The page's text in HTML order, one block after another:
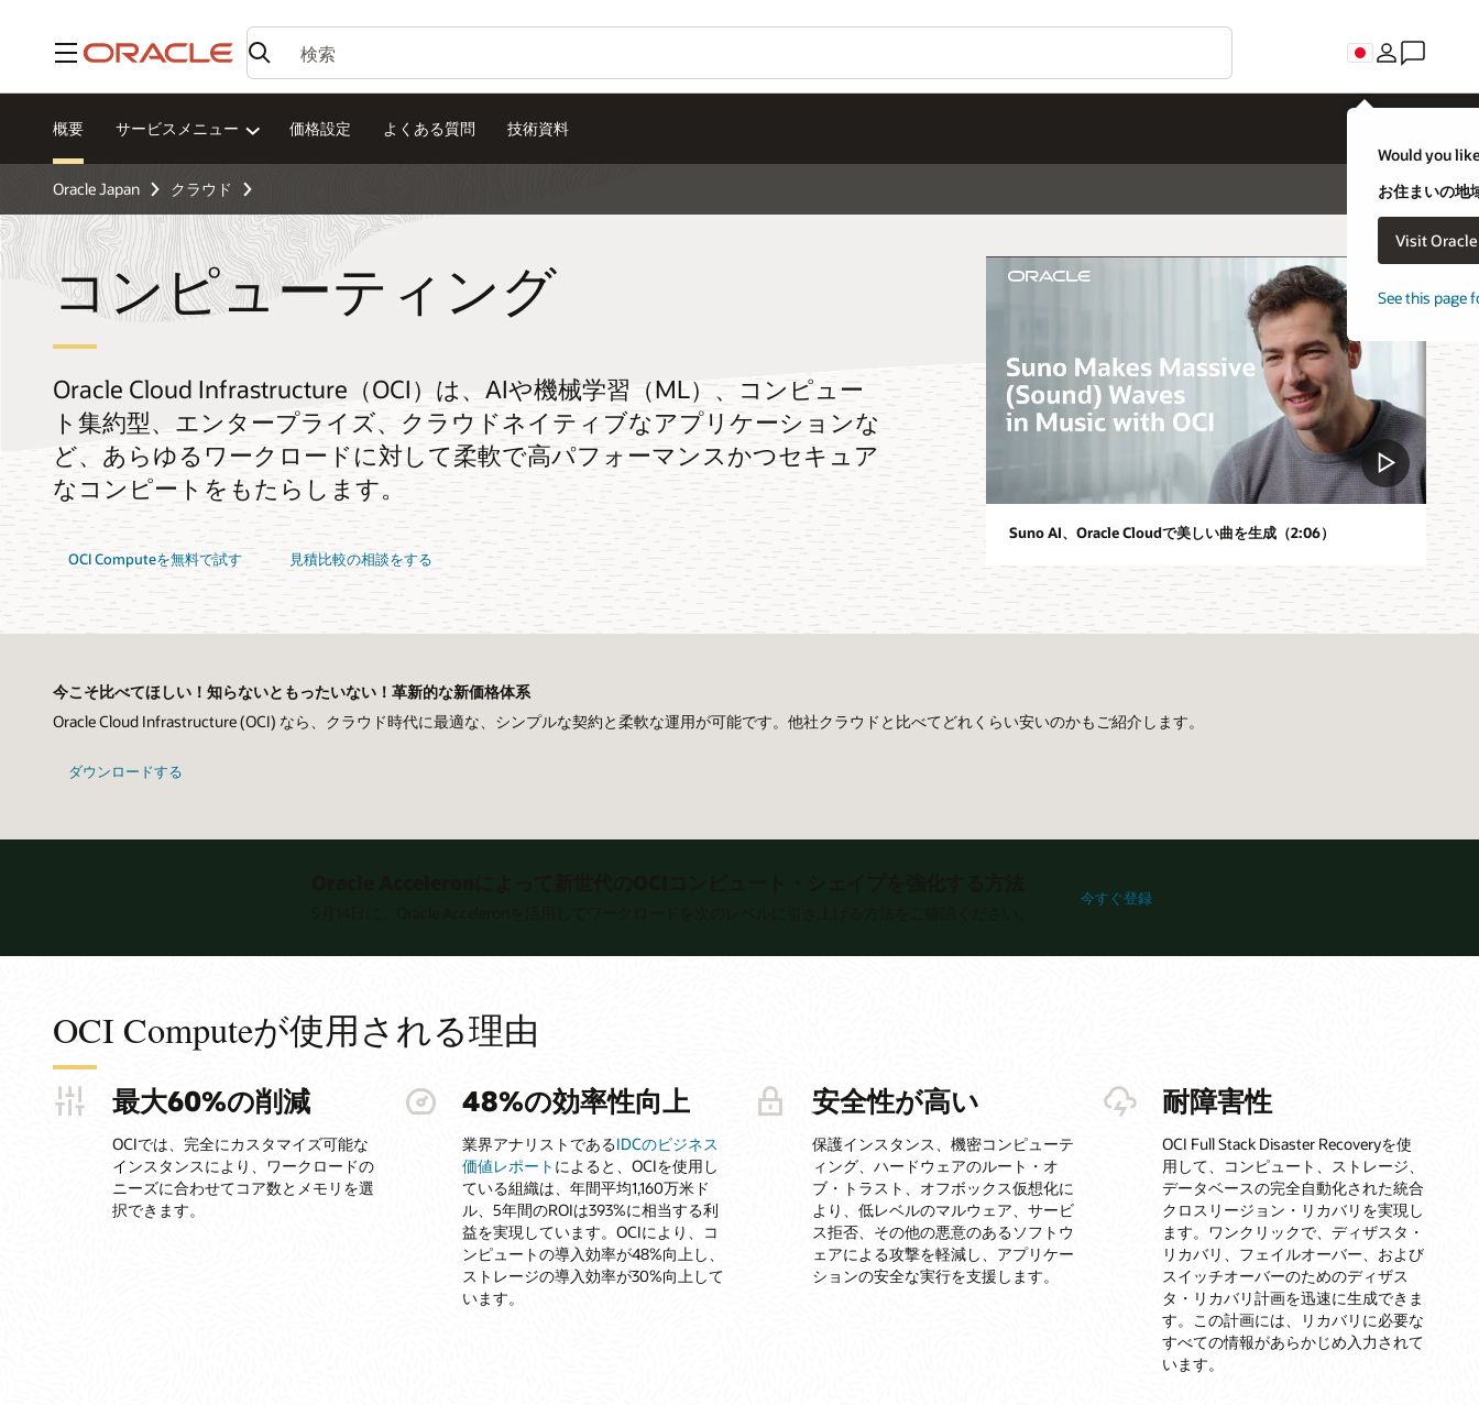
メニュー
Would you
お住まいの地
Visit
See this page
概要 サービスメニュー 価格設定 よくある質問 技術資料
Oracle Japan クラウド
コンピューティング
Oracle Cloud Infrastructure（OCI）は、AIや機械学習（ML）、コンピュー
ト集約型、エンタープライズ、クラウドネイティブなアプリケーションな
ど、あらゆるワークロードに対して柔軟で高パフォーマンスかつセキュア
なコンピートをもたらします。
OCI Computeを無料で試す 見積比較の相談をする
Suno AI、Oracle Cloudで美しい曲を生成（2:06）
今こそ比べてほしい！知らないともったいない！革新的な新価格体系
Oracle Cloud Infrastructure (OCI) なら、クラウド時代に最適な、シンプルな契約と柔軟な運用が可能です。他社クラウドと比べてどれくらい安いのかもご紹介します。
ダウンロードする
今すぐ登録
OCI Computeが使用される理由
最大60%の削減
OCIでは、完全にカスタマイズ可能な
インスタンスにより、ワークロードの
ニーズに合わせてコア数とメモリを選
択できます。
48%の効率性向上
業界アナリストであるIDCのビジネス
価値レポート によると、OCIを使用し
ている組織は、年間平均1,160万米ド
ル、5年間のROIは393%に相当する利
益を実現しています。OCIにより、コ
ンピュートの導入効率が48%向上し、
ストレージの導入効率が30%向上して
います。
安全性が高い
保護インスタンス、機密コンピューテ
ィング、ハードウェアのルート・オ
ブ・トラスト、オフボックス仮想化に
より、低レベルのマルウェア、サービ
ス拒否、その他の悪意のあるソフトウ
ェアによる攻撃を軽減し、アプリケー
ションの安全な実行を支援します。
耐障害性
OCI Full Stack Disaster Recoveryを使
用して、コンピュート、ストレージ、
データベースの完全自動化された統合
クロスリージョン・リカバリを実現し
ます。ワンクリックで、ディザスタ・
リカバリ、フェイルオーバー、および
スイッチオーバーのためのディザス
タ・リカバリ計画を迅速に生成できま
す。この計画には、リカバリに必要な
すべての情報があらかじめ入力されて
います。